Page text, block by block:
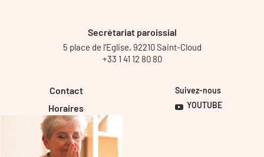
Secrétariat paroissial
5 place de l’Eglise, 92210 Saint-Cloud
+33 1 41 12 80 80
Contact
Horaires
Suivez-nous
YOUTUBE